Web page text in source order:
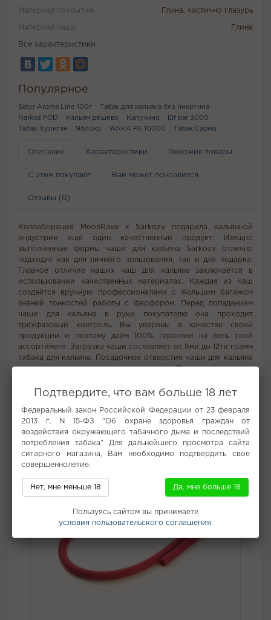
Материал покрытия Глина, частично глазурь
Материал чаши Глина
Все характеристики
Популярное
Satyr Aroma Line 100г
Табак для кальяна без никотина
Narkoz POD
Кальян дешево Капучино
Elf bar 3000
Табак Хулиган
Яблоко WAKA PA 10000 Табак Сарма
Описание Характеристики Похожие товары
С этим покупают Вам может понравится
Отзывы (0)
Коллаборация MoonRave х Sarkozy подарила кальянной
индустрии ещё один качественный продукт. Изящно
выполненные формы чаши для кальяна Sarkozy отлично
подходят как для личного пользования, так и для подарка.
Главное отличие наших чаш для кальяна заключается в
использовании качественных материалах. Каждая из чаш
создаётся вручную профессионалами с большим багажом
знаний тонкостей работы с фарфором. Перед попаданием
чаши для кальяна в руки покупателю она проходит
трёхфазовый контроль. Вы уверены в качестве своей
продукции и поэтому даём 100% гарантии на весь свой
ассортимент. Загрузка чаши составляет от 8ми до 12ти грамм
табака для кальяна. Посадочное отверстие чаши для кальяна
сделано ступенями, оно сужается внутрь. Это позволяет чаше
Не забудьте купить
Подтвердите, что вам больше 18 лет
Федеральный закон Российской Федерации от 23 февраля
2013 г. N 15-ФЗ "Об охране здоровья граждан от
воздействия окружающего табачного дыма и последствий
потребления табака" Для дальнейшего просмотра сайта
сигарного магазина, Вам необходимо подтвердить свое
совершеннолетие.
Нет, мне меньше 18 Да, мне больше 18
Пользуясь сайтом вы принимаете
условия пользовательского соглашения.